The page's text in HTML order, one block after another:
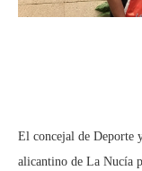
El concejal de Deporte
alicantino de La Nucía